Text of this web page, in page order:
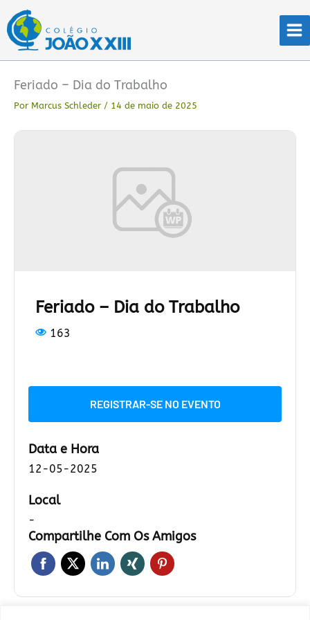
para
conteúdo
Feriado – Dia do Trabalho
Por Marcus Schleder / 14 de maio de 2025
Feriado – Dia do Trabalho
163
REGISTRAR-SE NO EVENTO
Data e Hora
12-05-2025
Local
-
Compartilhe Com Os Amigos